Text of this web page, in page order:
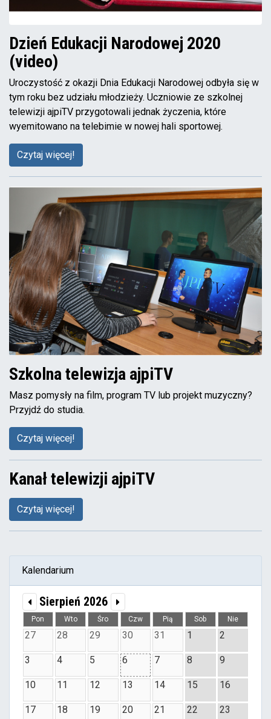
Dzień Edukacji Narodowej 2020
(video)
Uroczystość z okazji Dnia Edukacji Narodowej odbyła się w
tym roku bez udziału młodzieży. Uczniowie ze szkolnej
telewizji ajpiTV przygotowali jednak życzenia, które
wyemitowano na telebimie w nowej hali sportowej.
Czytaj więcej!
Szkolna telewizja ajpiTV
Masz pomysły na film, program TV lub projekt muzyczny?
Przyjdź do studia.
Czytaj więcej!
Kanał telewizji ajpiTV
Czytaj więcej!
Kalendarium
Sierpień 2026
Pon Wto Śro Czw Pią Sob Nie
27 28 29 30 31 1 2
3 4 5 6 7 8 9
10 11 12 13 14 15 16
17 18 19 20 21 22 23